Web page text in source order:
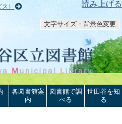
読み上げる
）
文字サイズ・背景色変更
各図書館案
内
図書館で調
べる
世田谷を知
る